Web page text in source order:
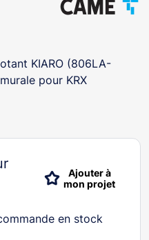
KIARO (806LA-
pour KRX
Ajouter à
mon projet
en stock